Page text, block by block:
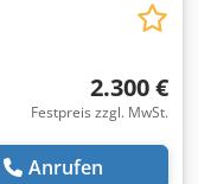
2.300 €
Festpreis zzgl. MwSt.
Anrufen